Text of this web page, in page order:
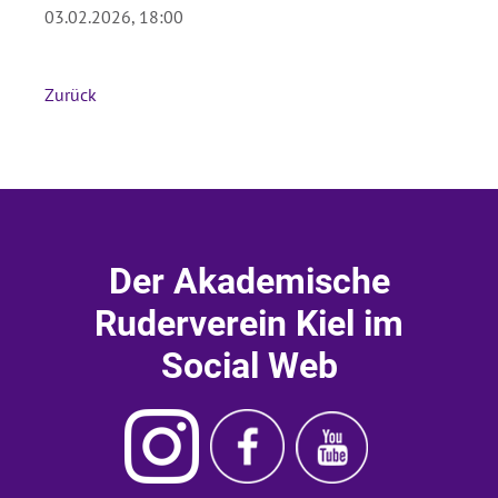
Absenden
03.02.2026, 18:00
Zurück
Der Akademische
Ruderverein Kiel im
Social Web
Instagram
Akademischer
Ruderverein
Ruderverein
Kiel
Facebook
Kiel
Youtube